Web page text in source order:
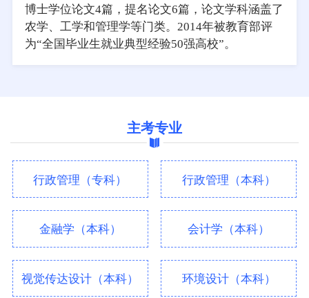
博士学位论文4篇，提名论文6篇，论文学科涵盖了
农学、工学和管理学等门类。2014年被教育部评
为“全国毕业生就业典型经验50强高校”。
主考专业
行政管理（专科） 行政管理（本科）
金融学（本科） 会计学（本科）
视觉传达设计（本科） 环境设计（本科）